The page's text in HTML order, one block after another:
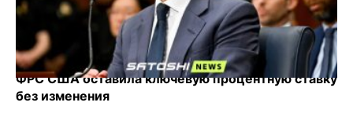
ФРС США оставила ключевую процентную ставку
без изменения